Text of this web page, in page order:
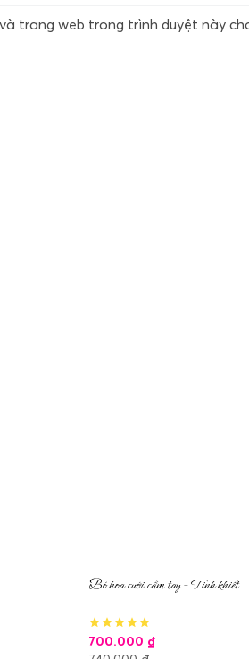
trang web trong trình duyệt này
Bó hoa cưới cầm tay – Tinh khiết
700.000 ₫